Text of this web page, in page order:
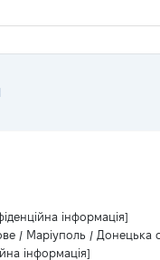
інформація]
/ Маріуполь / Донецька
інформація]